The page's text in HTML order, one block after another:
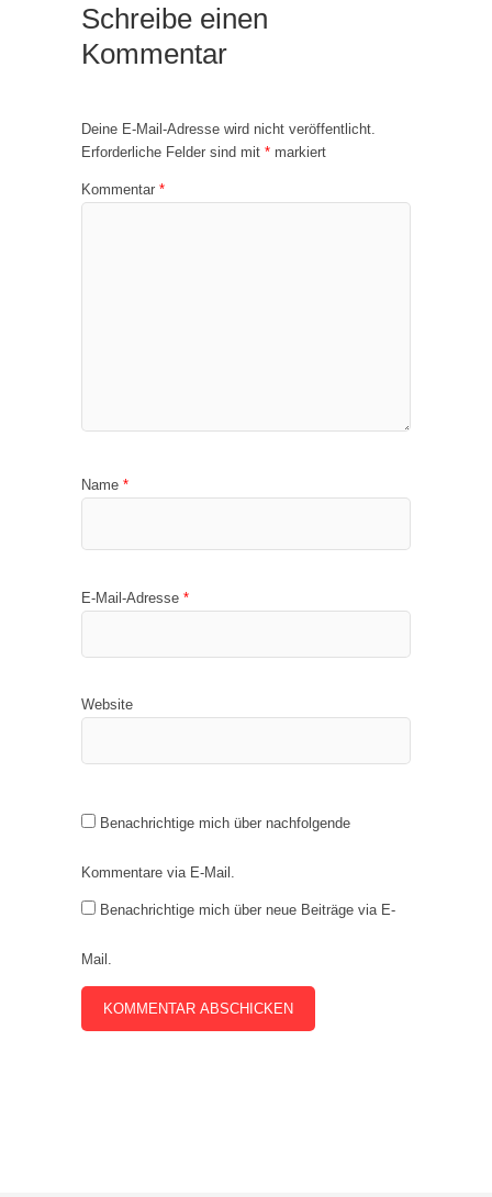
Schreibe einen
Kommentar
Deine E-Mail-Adresse wird nicht veröffentlicht.
Erforderliche Felder sind mit * markiert
Kommentar *
Name *
E-Mail-Adresse *
Website
Benachrichtige mich über nachfolgende
Kommentare via E-Mail.
Benachrichtige mich über neue Beiträge via E-
Mail.